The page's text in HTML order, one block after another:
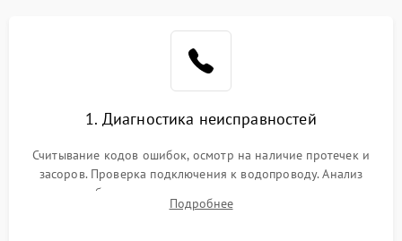
1. Диагностика неисправностей
Считывание кодов ошибок, осмотр на наличие протечек и
засоров. Проверка подключения к водопроводу. Анализ
жалоб на отсутствие слива, нагрева, вращения
разбрызгивателей или срабатывание системы защиты
Подробнее